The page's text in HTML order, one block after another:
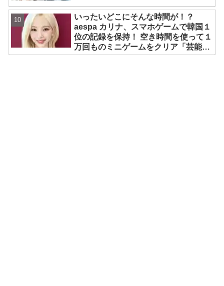
いったいどこにそんな時間が！？
aespa カリナ、スマホゲームで韓国１
位の記録を保持！ 空き時間を使って１
万回ものミニゲームをクリア「芸能人
たちが時間がないと言っているのは全